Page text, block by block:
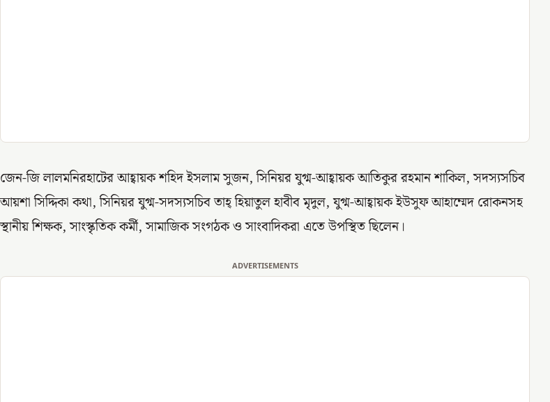
জেন-জি লালমনিরহাটের আহ্বায়ক শহিদ ইসলাম সুজন, সিনিয়র যুগ্ম-আহ্বায়ক আতিকুর রহমান শাকিল, সদস্যসচিব
আয়শা সিদ্দিকা কথা, সিনিয়র যুগ্ম-সদস্যসচিব তাহ্ হিয়াতুল হাবীব মৃদুল, যুগ্ম-আহ্বায়ক ইউসুফ আহাম্মেদ রোকনসহ
স্থানীয় শিক্ষক, সাংস্কৃতিক কর্মী, সামাজিক সংগঠক ও সাংবাদিকরা এতে উপস্থিত ছিলেন।
ADVERTISEMENTS